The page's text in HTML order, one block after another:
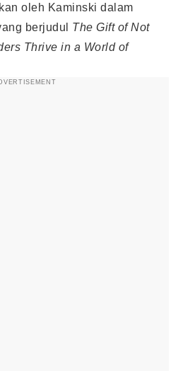
oleh Kaminski dalam
berjudul The Gift of Not
Thrive in a World of